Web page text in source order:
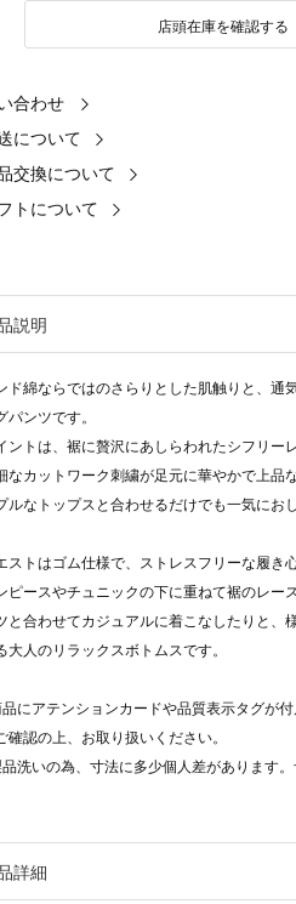
店頭在庫を確認する
合わせ
について
交換について
トについて
説明
ド綿ならではのさらりとした肌触りと、通
パンツです。
ントは、裾に贅沢にあしらわれたシフリーレ
なカットワーク刺繍が足元に華やかで上品
ルなトップスと合わせるだけでも一気にお
ストはゴム仕様で、ストレスフリーな履き心
ピースやチュニックの下に重ねて裾のレー
と合わせてカジュアルに着こなしたりと、
大人のリラックスボトムスです。
にアテンションカードや品質表示タグが
確認の上、お取り扱いください。
洗いの為、寸法に多少個人差があります
詳細